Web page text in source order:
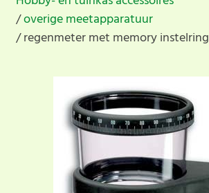
overige meetapparatuur
regenmeter met memory instelring